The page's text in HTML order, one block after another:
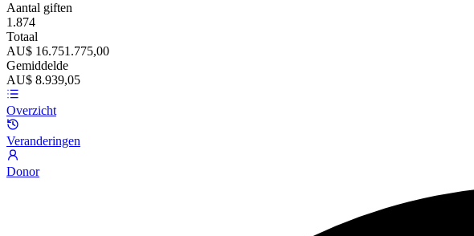
Aantal giften
1.874
Totaal
AU$ 16.751.775,00
Gemiddelde
AU$ 8.939,05
Overzicht
Veranderingen
Donor